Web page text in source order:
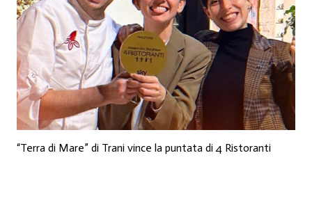
“Terra di Mare” di Trani vince la puntata di 4 Ristoranti